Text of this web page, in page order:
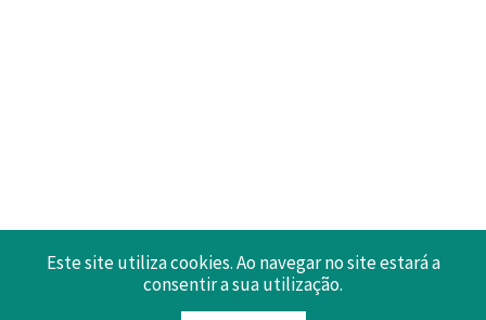
Este site utiliza cookies. Ao navegar no site estará a
consentir a sua utilização.